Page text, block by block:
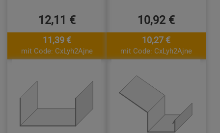
12,11 €
11,39 €
mit Code: CxLyh2Ajne
10,92 €
10,27 €
mit Code: CxLyh2Ajne